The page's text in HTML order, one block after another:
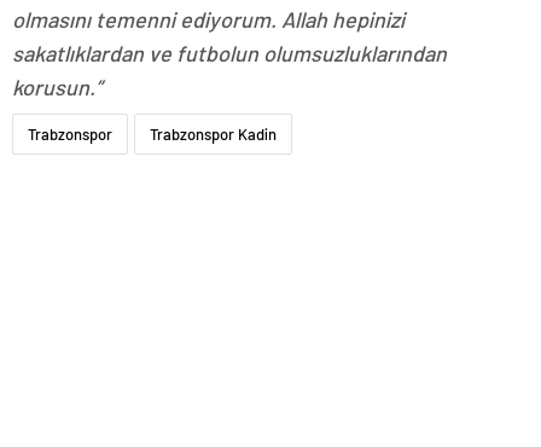
olmasını temenni ediyorum. Allah hepinizi
sakatlıklardan ve futbolun olumsuzluklarından
korusun.”
Trabzonspor Trabzonspor Kadin